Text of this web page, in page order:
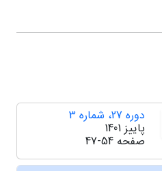
دوره 27، شماره 3
پاییز 1401
صفحه 47-54